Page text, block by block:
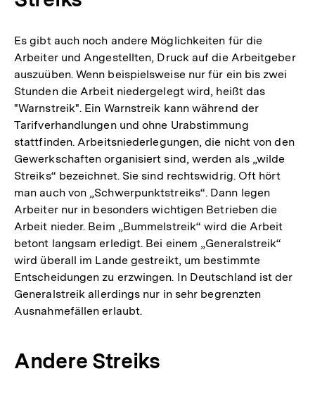
Es gibt auch noch andere Möglichkeiten für die
Arbeiter und Angestellten, Druck auf die Arbeitgeber
auszuüben. Wenn beispielsweise nur für ein bis zwei
Stunden die Arbeit niedergelegt wird, heißt das
"Warnstreik". Ein Warnstreik kann während der
Tarifverhandlungen und ohne Urabstimmung
stattfinden. Arbeitsniederlegungen, die nicht von den
Gewerkschaften organisiert sind, werden als „wilde
Streiks“ bezeichnet. Sie sind rechtswidrig. Oft hört
man auch von „Schwerpunktstreiks“. Dann legen
Arbeiter nur in besonders wichtigen Betrieben die
Arbeit nieder. Beim „Bummelstreik“ wird die Arbeit
betont langsam erledigt. Bei einem „Generalstreik“
wird überall im Lande gestreikt, um bestimmte
Entscheidungen zu erzwingen. In Deutschland ist der
Generalstreik allerdings nur in sehr begrenzten
Ausnahmefällen erlaubt.
Andere Streiks